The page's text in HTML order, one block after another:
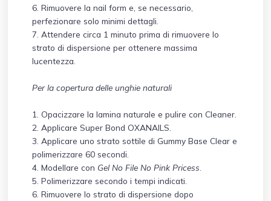
6. Rimuovere la nail form e, se necessario,
perfezionare solo minimi dettagli.
7. Attendere circa 1 minuto prima di rimuovere lo
strato di dispersione per ottenere massima
lucentezza.
Per la copertura delle unghie naturali
1. Opacizzare la lamina naturale e pulire con Cleaner.
2. Applicare Super Bond OXANAILS.
3. Applicare uno strato sottile di Gummy Base Clear e
polimerizzare 60 secondi.
4. Modellare con Gel No File No Pink Pricess
5. Polimerizzare secondo i tempi indicati.
6. Rimuovere lo strato di dispersione dopo